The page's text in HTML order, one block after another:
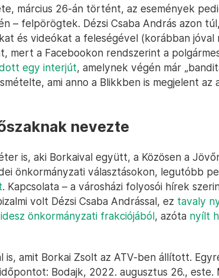
március 26-án történt, az események
– felpörögtek. Dézsi Csaba András azon
és videókat a feleségével (korábban jóval
mert a Facebookon rendszerint a
egy interjút, amelynek végén már
ami anno a Blikkben is megjelent az
nevezte
is, aki Borkaival együtt, a Közösen a
önkormányzati választásokon, legutóbb
. Kapcsolata – a városházi folyosói hírek
volt Dézsi Csaba Andrással, ez tavaly
önkormányzati frakciójából, azóta nyílt
is, amit Borkai Zsolt az ATV-ben állított.
Bodajk, 2022. augusztus 26., este.